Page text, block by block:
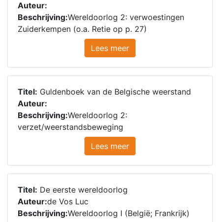
Auteur:
Beschrijving:Wereldoorlog 2: verwoestingen
Zuiderkempen (o.a. Retie op p. 27)
Lees meer
Titel: Guldenboek van de Belgische weerstand
Auteur:
Beschrijving:Wereldoorlog 2:
verzet/weerstandsbeweging
Lees meer
Titel: De eerste wereldoorlog
Auteur:de Vos Luc
Beschrijving:Wereldoorlog I (België; Frankrijk)